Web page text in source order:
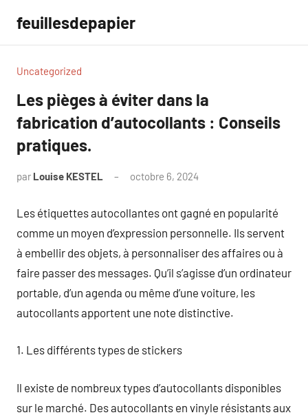
contenu
feuillesdepapier
Uncategorized
Les pièges à éviter dans la
fabrication d’autocollants : Conseils
pratiques.
par Louise KESTEL octobre 6, 2024
Les étiquettes autocollantes ont gagné en popularité
comme un moyen d’expression personnelle. Ils servent
à embellir des objets, à personnaliser des affaires ou à
faire passer des messages. Qu’il s’agisse d’un ordinateur
portable, d’un agenda ou même d’une voiture, les
autocollants apportent une note distinctive.
1. Les différents types de stickers
Il existe de nombreux types d’autocollants disponibles
sur le marché. Des autocollants en vinyle résistants aux